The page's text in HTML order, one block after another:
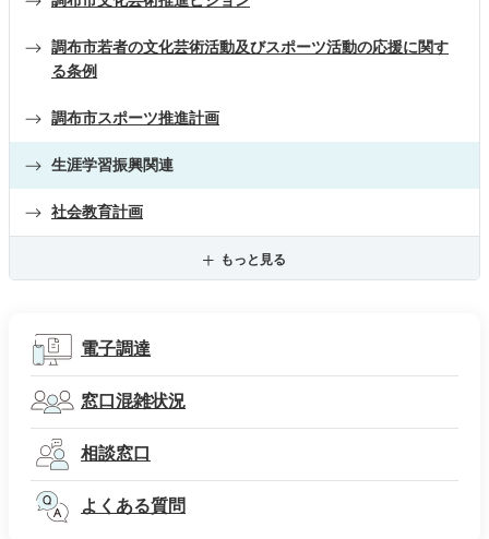
調布市若者の文化芸術活動及びスポーツ活動の応援に関す
る条例
調布市スポーツ推進計画
生涯学習振興関連
社会教育計画
もっと見る
電子調達
窓口混雑状況
相談窓口
よくある質問